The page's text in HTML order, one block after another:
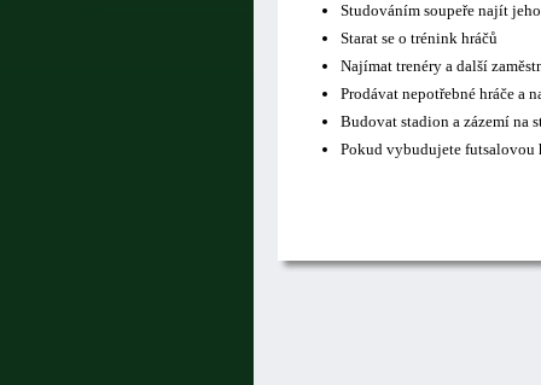
Studováním soupeře najít
Starat se o trénink hráčů
Najímat trenéry a další
Prodávat nepotřebné hráče a
Budovat stadion a zázemí na
Pokud vybudujete futsalovou